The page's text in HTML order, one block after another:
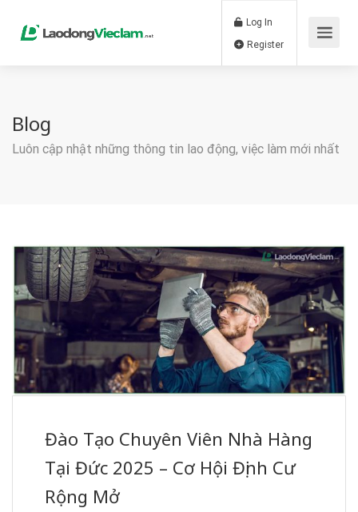
Log In
Blog
Luôn cập nhật những thông tin lao động, việc làm mới nhất
Đào Tạo Chuyên Viên Nhà Hàng
Tại Đức 2025 – Cơ Hội Định Cư
Rộng Mở